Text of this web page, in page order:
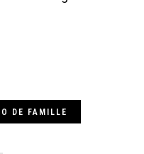
DE FAMILLE